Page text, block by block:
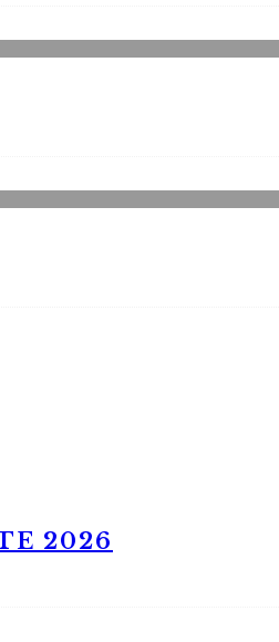
2026